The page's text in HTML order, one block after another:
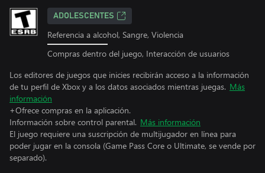
ADOLESCENTES
Referencia a alcohol, Sangre, Violencia
Compras dentro del juego, Interacción de usuarios
Los editores de juegos que inicies recibirán acceso a la información
de tu perfil de Xbox y a los datos asociados mientras juegas. Más
información
+Ofrece compras en la aplicación.
Información sobre control parental. Más información
El juego requiere una suscripción de multijugador en línea para
poder jugar en la consola (Game Pass Core o Ultimate, se vende por
separado).